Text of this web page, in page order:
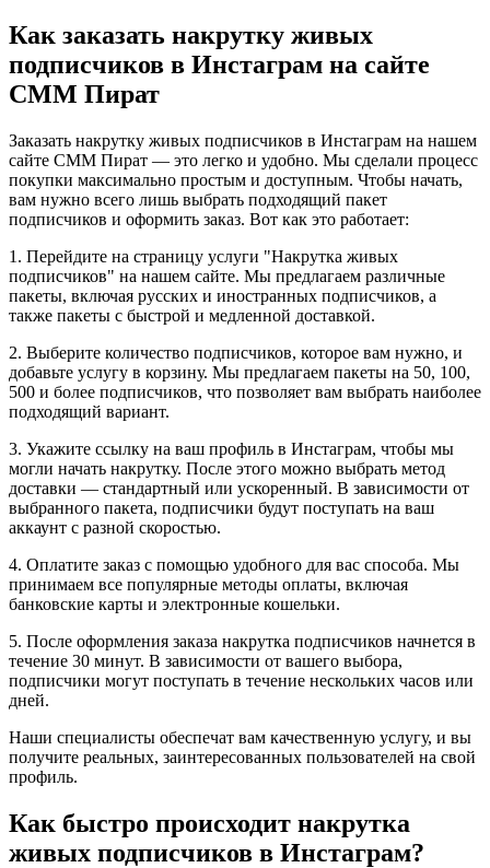
Как заказать накрутку живых
подписчиков в Инстаграм на сайте
СММ Пират
Заказать накрутку живых подписчиков в Инстаграм на нашем
сайте СММ Пират — это легко и удобно. Мы сделали процесс
покупки максимально простым и доступным. Чтобы начать,
вам нужно всего лишь выбрать подходящий пакет
подписчиков и оформить заказ. Вот как это работает:
1. Перейдите на страницу услуги "Накрутка живых
подписчиков" на нашем сайте. Мы предлагаем различные
пакеты, включая русских и иностранных подписчиков, а
также пакеты с быстрой и медленной доставкой.
2. Выберите количество подписчиков, которое вам нужно, и
добавьте услугу в корзину. Мы предлагаем пакеты на 50, 100,
500 и более подписчиков, что позволяет вам выбрать наиболее
подходящий вариант.
3. Укажите ссылку на ваш профиль в Инстаграм, чтобы мы
могли начать накрутку. После этого можно выбрать метод
доставки — стандартный или ускоренный. В зависимости от
выбранного пакета, подписчики будут поступать на ваш
аккаунт с разной скоростью.
4. Оплатите заказ с помощью удобного для вас способа. Мы
принимаем все популярные методы оплаты, включая
банковские карты и электронные кошельки.
5. После оформления заказа накрутка подписчиков начнется в
течение 30 минут. В зависимости от вашего выбора,
подписчики могут поступать в течение нескольких часов или
дней.
Наши специалисты обеспечат вам качественную услугу, и вы
получите реальных, заинтересованных пользователей на свой
профиль.
Как быстро происходит накрутка
живых подписчиков в Инстаграм?